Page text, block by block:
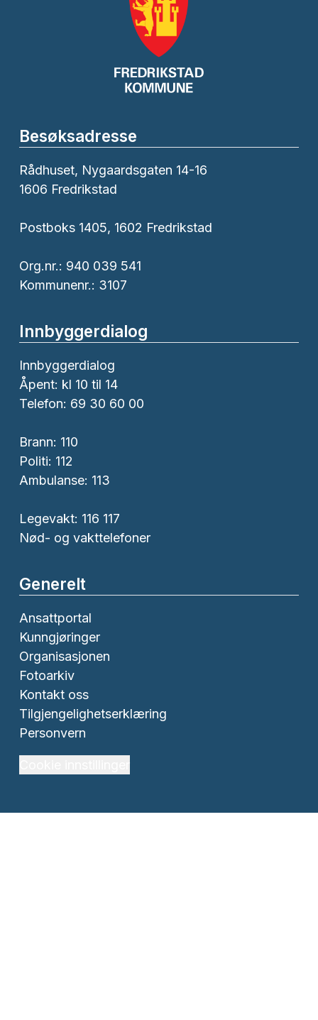
Besøksadresse
Rådhuset, Nygaardsgaten 14-16
1606 Fredrikstad
Postboks 1405, 1602 Fredrikstad
Org.nr.: 940 039 541
Kommunenr.: 3107
Innbyggerdialog
Innbyggerdialog
Åpent: kl 10 til 14
Telefon: 69 30 60 00
Brann: 110
Politi: 112
Ambulanse: 113
Legevakt: 116 117
Nød- og vakttelefoner
Generelt
Ansattportal
Kunngjøringer
Organisasjonen
Fotoarkiv
Kontakt oss
Tilgjengelighetserklæring
Personvern